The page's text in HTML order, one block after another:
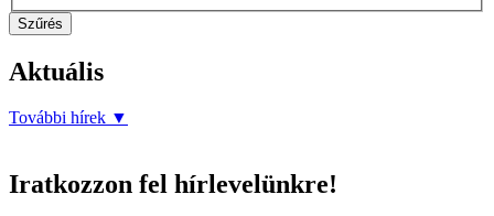
Szűrés
Aktuális
További hírek ▼
Iratkozzon fel hírlevelünkre!